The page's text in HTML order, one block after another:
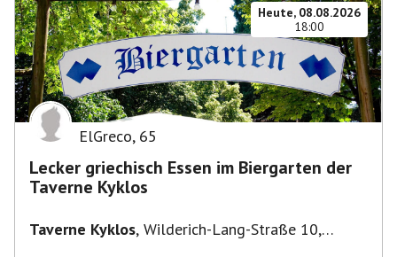
Heute, 08.08.2026
18:00
ElGreco, 65
Lecker griechisch Essen im Biergarten der
Taverne Kyklos
Taverne Kyklos, Wilderich-Lang-Straße 10,